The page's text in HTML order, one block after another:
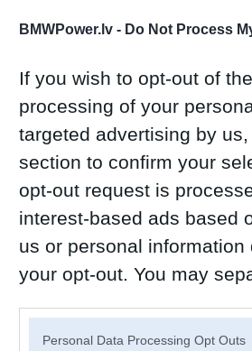
BMWPower.lv - Do Not Process
If you wish to opt-out of
processing of your
targeted advertising by
section to confirm your
opt-out request is
interest-based ads based
us or personal
your opt-out. You may
Personal Data Processing Opt Outs